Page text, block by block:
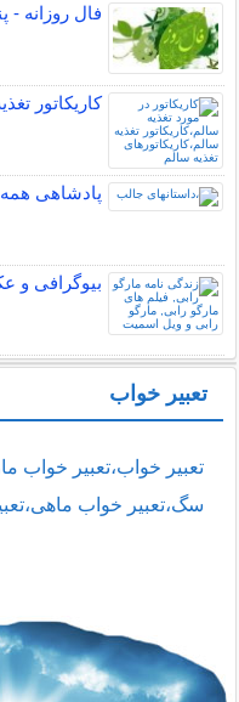
فال روزانه - پنج
کاریکاتور
پادشاهی
بیوگرافی و
تعبیر خواب
تعبیر خواب،تعبیر خواب
سگ،تعبیر خواب